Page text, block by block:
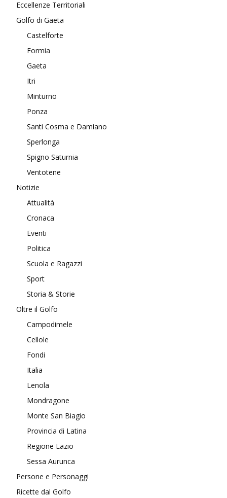
Eccellenze Territoriali
Golfo di Gaeta
Castelforte
Formia
Gaeta
Itri
Minturno
Ponza
Santi Cosma e Damiano
Sperlonga
Spigno Saturnia
Ventotene
Notizie
Attualità
Cronaca
Eventi
Politica
Scuola e Ragazzi
Sport
Storia & Storie
Oltre il Golfo
Campodimele
Cellole
Fondi
Italia
Lenola
Mondragone
Monte San Biagio
Provincia di Latina
Regione Lazio
Sessa Aurunca
Persone e Personaggi
Ricette dal Golfo